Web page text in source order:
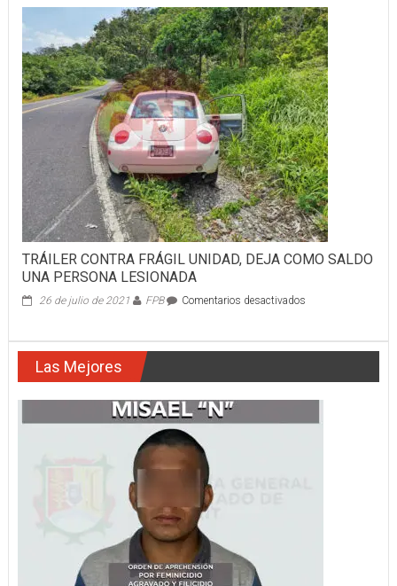
CUATRO
INMUEBLES,
ARMAS,
CARTUCHOS,
EQUIPO
TÁCTICO,
DROGA
Y
VEHÍCULOS
TRÁILER CONTRA FRÁGIL UNIDAD, DEJA COMO SALDO
UNA PERSONA LESIONADA
26 de julio de 2021 FPB Comentarios desactivadosen
UNA
Las Mejores